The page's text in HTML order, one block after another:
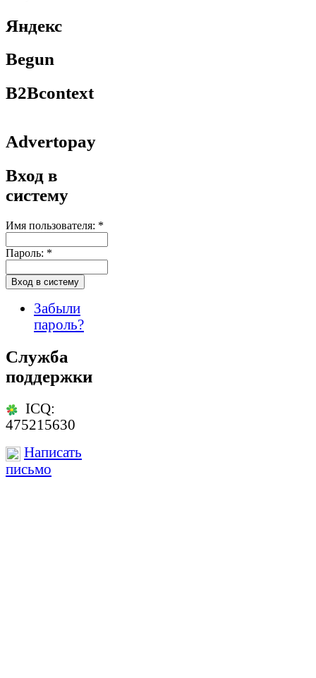
Яндекс
Begun
B2Bcontext
Advertopay
Вход в
систему
Имя пользователя: *
Пароль: *
Забыли
пароль?
Служба
поддержки
ICQ:
475215630
Написать
письмо